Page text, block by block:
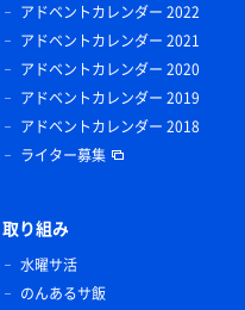
アドベントカレンダー 2022
アドベントカレンダー 2021
アドベントカレンダー 2020
アドベントカレンダー 2019
アドベントカレンダー 2018
ライター募集
取り組み
水曜サ活
のんあるサ飯